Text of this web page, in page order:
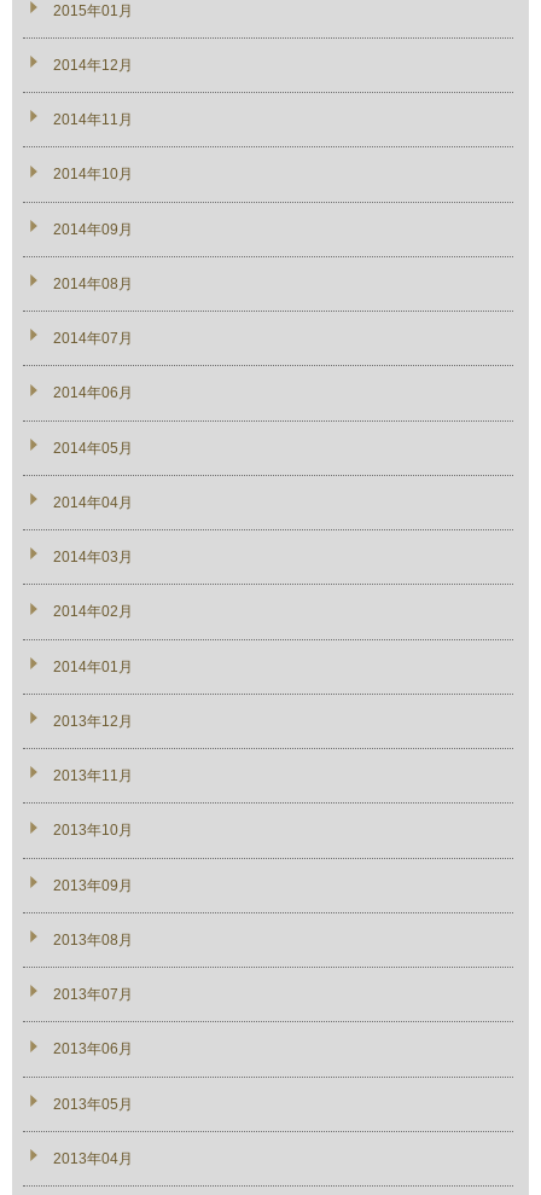
2015年01月
2014年12月
2014年11月
2014年10月
2014年09月
2014年08月
2014年07月
2014年06月
2014年05月
2014年04月
2014年03月
2014年02月
2014年01月
2013年12月
2013年11月
2013年10月
2013年09月
2013年08月
2013年07月
2013年06月
2013年05月
2013年04月